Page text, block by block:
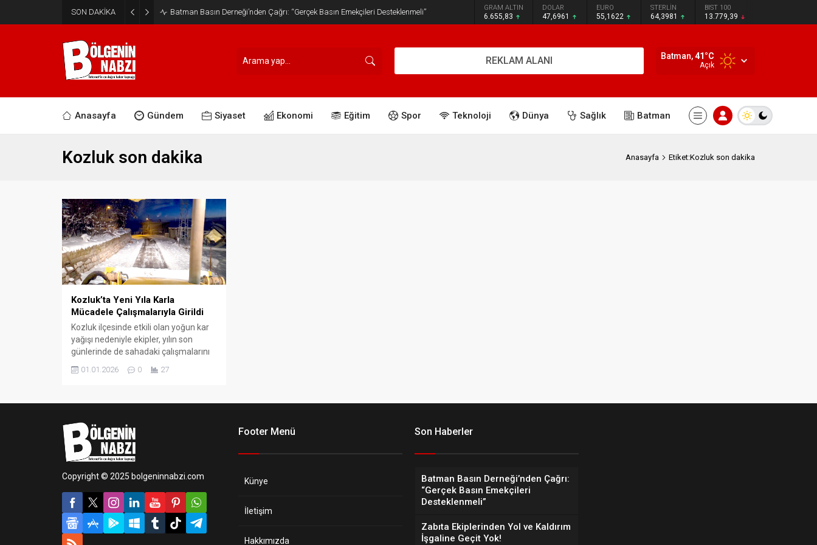
SON DAKİKA Batman Basın Derneği’nden Çağrı: “Gerçek Basın Emekçileri Desteklenmeli” GRAM ALTIN
6.655,83
DOLAR
47,6961
EURO
55,1622
STERLİN
64,3981
BIST 100
13.779,39
REKLAM ALANI Batman,41°C
Açık
Anasayfa Gündem Siyaset Ekonomi Eğitim Spor Teknoloji Dünya Sağlık Batman
Kozluk son dakika Anasayfa Etiket:Kozluk son dakika
Kozluk’ta Yeni Yıla Karla
Mücadele Çalışmalarıyla Girildi
Kozluk ilçesinde etkili olan yoğun kar
yağışı nedeniyle ekipler, yılın son
günlerinde de sahadaki çalışmalarını
aralıksız sürdürdü.
01.01.2026 0 27
Copyright © 2025 bolgeninnabzi.com
Footer Menü
Künye
İletişim
Hakkımızda
Son Haberler
Batman Basın Derneği’nden Çağrı:
“Gerçek Basın Emekçileri
Desteklenmeli”
Zabıta Ekiplerinden Yol ve Kaldırım
İşgaline Geçit Yok!